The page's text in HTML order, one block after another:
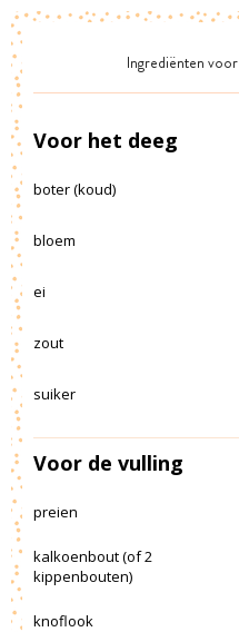
Ingrediënten voor
Voor het deeg
boter (koud)
bloem
ei
zout
suiker
Voor de vulling
preien
kalkoenbout (of 2
kippenbouten)
knoflook